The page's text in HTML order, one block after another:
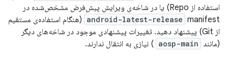
استفاده از Repo) یا در شاخه‌ی ویرایش پیش‌فرض مشخص‌شده در
android-latest-release manifest (هنگام استفاده‌ی مستقیم
از Git) پیشنهاد دهید. تغییرات پیشنهادی موجود در شاخه‌های دیگر
(مانند aosp-main ) نیازی به انتقال ندارند.